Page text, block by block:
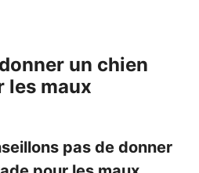
un chien
les maux
pas de donner